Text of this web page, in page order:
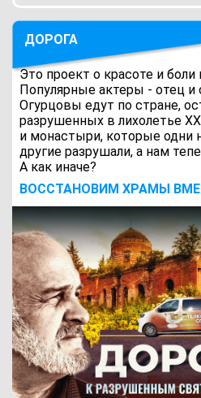
ДОРОГА
Это проект о красоте и
Популярные актеры - отец и
Огурцовы едут по стране,
разрушенных в лихолетье
и монастыри, которые одни
другие разрушали, а нам
А как иначе?
ВОCСТАНОВИМ ХРАМЫ